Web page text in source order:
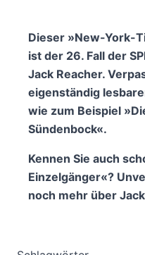
Dieser »New-York-
ist der 26. Fall der
Jack Reacher.
eigenständig
wie zum Beispiel
Sündenbock«.
Kennen Sie auch
Einzelgänger«?
noch mehr über